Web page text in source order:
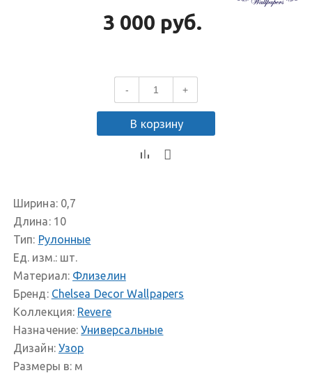
3 000 руб.
- +
В корзину
Ширина:0,7
Длина:10
Тип: Рулонные
Ед. изм.:шт.
Материал: Флизелин
Бренд: Chelsea Decor Wallpapers
Коллекция: Revere
Назначение: Универсальные
Дизайн: Узор
Размеры в: м